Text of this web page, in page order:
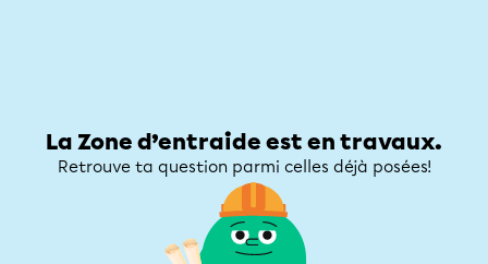
La Zone d’entraide est en travaux.
Retrouve ta question parmi celles déjà posées!